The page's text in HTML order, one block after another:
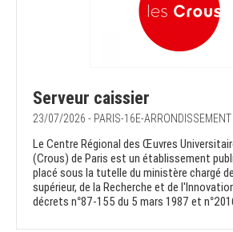
Serveur caissier
23/07/2026 - PARIS-16E-ARRONDISSEMENT
Le Centre Régional des Œuvres
(Crous) de Paris est un établissement
placé sous la tutelle du ministère chargé
supérieur, de la Recherche et de
décrets n°87-155 du 5 mars 1987 et